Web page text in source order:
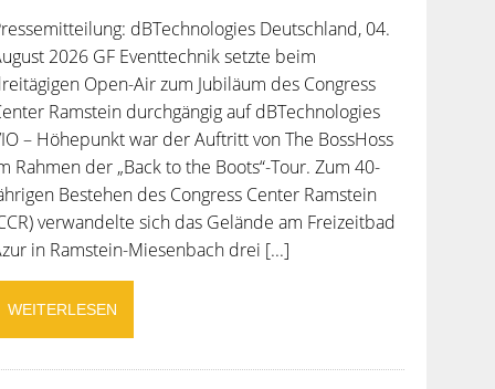
dBTechnologies Deutschland, 04.
2026 GF Eventtechnik setzte beim
Open-Air zum Jubiläum des Congress
Ramstein durchgängig auf dBTechnologies
– Höhepunkt war der Auftritt von The BossHoss
Rahmen der „Back to the Boots“-Tour. Zum 40-
Bestehen des Congress Center Ramstein
verwandelte sich das Gelände am Freizeitbad
in Ramstein-Miesenbach drei [...]
WEITERLESEN